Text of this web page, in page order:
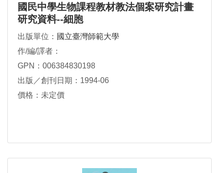
國民中學生物課程教材教法個案研究計畫
研究資料--細胞
出版單位： 國立臺灣師範大學
作/編/譯者：
GPN：006384830198
出版／創刊日期：1994-06
價格：未定價